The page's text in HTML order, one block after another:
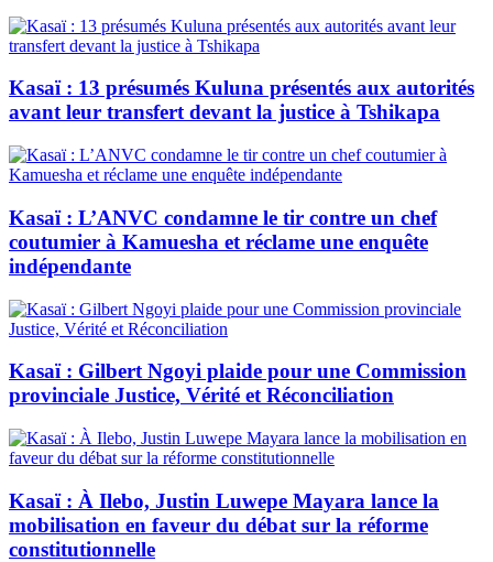
Kasaï : 13 présumés Kuluna présentés aux autorités
avant leur transfert devant la justice à Tshikapa
Kasaï : L’ANVC condamne le tir contre un chef
coutumier à Kamuesha et réclame une enquête
indépendante
Kasaï : Gilbert Ngoyi plaide pour une Commission
provinciale Justice, Vérité et Réconciliation
Kasaï : À Ilebo, Justin Luwepe Mayara lance la
mobilisation en faveur du débat sur la réforme
constitutionnelle